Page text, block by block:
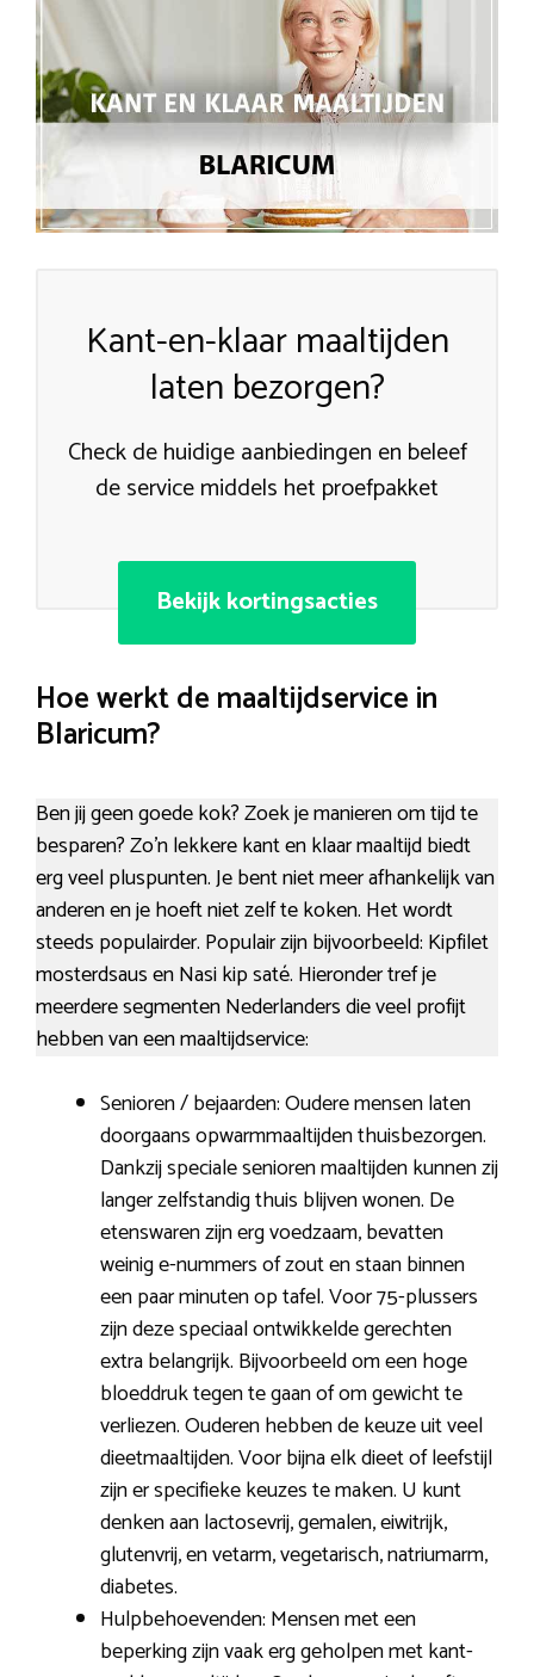
Kant-en-klaar maaltijden
laten bezorgen?
Check de huidige aanbiedingen en beleef
de service middels het proefpakket
Bekijk kortingsacties
Hoe werkt de maaltijdservice in
Blaricum?
Ben jij geen goede kok? Zoek je manieren om tijd te
besparen? Zo’n lekkere kant en klaar maaltijd biedt
erg veel pluspunten. Je bent niet meer afhankelijk van
anderen en je hoeft niet zelf te koken. Het wordt
steeds populairder. Populair zijn bijvoorbeeld: Kipfilet
mosterdsaus en Nasi kip saté. Hieronder tref je
meerdere segmenten Nederlanders die veel profijt
hebben van een maaltijdservice:
Senioren / bejaarden: Oudere mensen laten
doorgaans opwarmmaaltijden thuisbezorgen.
Dankzij speciale senioren maaltijden kunnen zij
langer zelfstandig thuis blijven wonen. De
etenswaren zijn erg voedzaam, bevatten
weinig e-nummers of zout en staan binnen
een paar minuten op tafel. Voor 75-plussers
zijn deze speciaal ontwikkelde gerechten
extra belangrijk. Bijvoorbeeld om een hoge
bloeddruk tegen te gaan of om gewicht te
verliezen. Ouderen hebben de keuze uit veel
dieetmaaltijden. Voor bijna elk dieet of leefstijl
zijn er specifieke keuzes te maken. U kunt
denken aan lactosevrij, gemalen, eiwitrijk,
glutenvrij, en vetarm, vegetarisch, natriumarm,
diabetes.
Hulpbehoevenden: Mensen met een
beperking zijn vaak erg geholpen met kant-